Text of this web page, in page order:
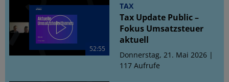
52:55
TAX
Tax Update Public –
Fokus Umsatzsteuer
aktuell
Donnerstag, 21. Mai 2026 |
117 Aufrufe